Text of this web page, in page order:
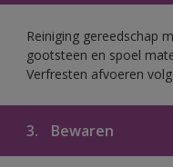
Reiniging gereedschap
gootsteen en spoel
Verfresten afvoeren
3. Bewaren